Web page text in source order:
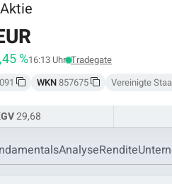
%16:13 Uhr Tradegate
WKN857675 Vereinigte
29,68
AnalyseRendite